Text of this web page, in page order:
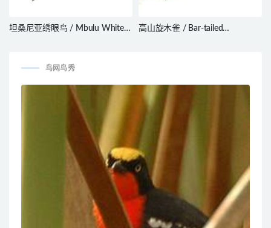
坦桑尼亚绣眼鸟 / Mbulu White-
高山旋木雀 / Bar-tailed
鸟网鸟秀